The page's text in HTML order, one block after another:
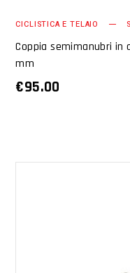
CICLISTICA E TELAIO
Coppia semimanubri
mm
€95.00